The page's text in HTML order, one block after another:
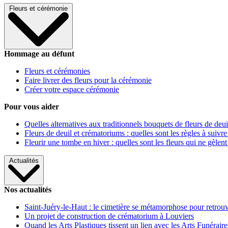
Fleurs et cérémonie
Hommage au défunt
Fleurs et cérémonies
Faire livrer des fleurs pour la cérémonie
Créer votre espace cérémonie
Pour vous aider
Quelles alternatives aux traditionnels bouquets de fleurs de
Fleurs de deuil et crématoriums : quelles sont les règles à
Fleurir une tombe en hiver : quelles sont les fleurs qui ne gèlent
Actualités
Nos actualités
Saint-Juéry-le-Haut : le cimetière se métamorphose pour
Un projet de construction de crématorium à Louviers
Quand les Arts Plastiques tissent un lien avec les Arts